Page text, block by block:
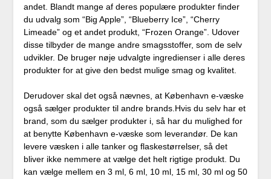
andet. Blandt mange af deres populære produkter finder
du udvalg som “Big Apple”, “Blueberry Ice”, “Cherry
Limeade” og et andet produkt, “Frozen Orange”. Udover
disse tilbyder de mange andre smagsstoffer, som de selv
udvikler. De bruger nøje udvalgte ingredienser i alle deres
produkter for at give den bedst mulige smag og kvalitet.
Derudover skal det også nævnes, at København e-væske
også sælger produkter til andre brands.Hvis du selv har et
brand, som du sælger produkter i, så har du mulighed for
at benytte København e-væske som leverandør. De kan
levere væsken i alle tanker og flaskestørrelser, så det
bliver ikke nemmere at vælge det helt rigtige produkt. Du
kan vælge mellem en 3 ml, 6 ml, 10 ml, 15 ml, 30 ml og 50